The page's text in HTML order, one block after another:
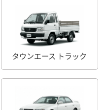
タウンエース トラック